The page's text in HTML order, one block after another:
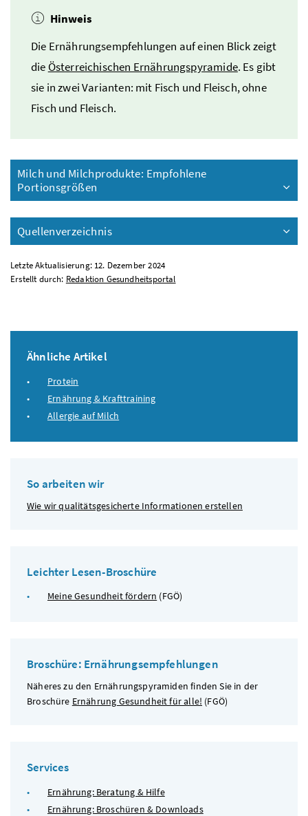
Hinweis
Die Ernährungsempfehlungen auf einen Blick zeigt
die Österreichischen Ernährungspyramide. Es gibt
sie in zwei Varianten: mit Fisch und Fleisch, ohne
Fisch und Fleisch.
Milch und Milchprodukte: Empfohlene
Portionsgrößen
Quellenverzeichnis
Letzte Aktualisierung: 12. Dezember 2024
Erstellt durch: Redaktion Gesundheitsportal
Ähnliche Artikel
Protein
Ernährung & Krafttraining
Allergie auf Milch
So arbeiten wir
Wie wir qualitätsgesicherte Informationen erstellen
Leichter Lesen-Broschüre
Meine Gesundheit fördern (FGÖ)
Broschüre: Ernährungsempfehlungen
Näheres zu den Ernährungspyramiden finden Sie in der
Broschüre Ernährung Gesundheit für alle! (FGÖ)
Services
Ernährung: Beratung & Hilfe
Ernährung: Broschüren & Downloads